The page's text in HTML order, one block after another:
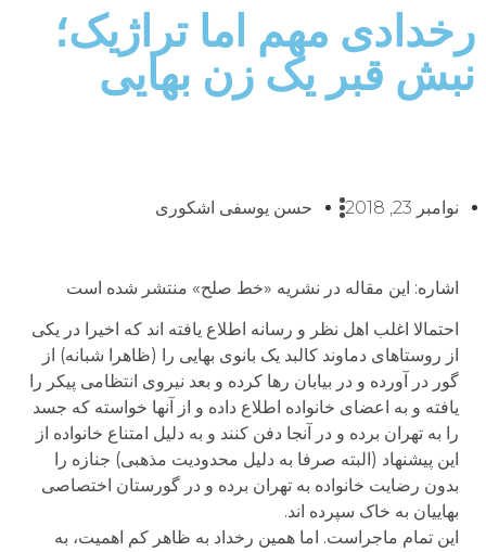
رخدادی مهم اما تراژیک؛
نبش قبر یک زن بهایی
نوامبر 23, 2018 حسن یوسفی اشکوری
اشاره: این مقاله در نشریه «خط صلح» منتشر شده است
احتمالا اغلب اهل نظر و رسانه اطلاع یافته اند که اخیرا در یکی
از روستاهای دماوند کالبد یک بانوی بهایی را (ظاهرا شبانه) از
گور در آورده و در بیابان رها کرده و بعد نیروی انتظامی پیکر را
یافته و به اعضای خانواده اطلاع داده و از آنها خواسته که جسد
را به تهران برده و در آنجا دفن کنند و به دلیل امتناع خانواده از
این پیشنهاد (البته صرفا به دلیل محدودیت مذهبی) جنازه را
بدون رضایت خانواده به تهران برده و در گورستان اختصاصی
بهاییان به خاک سپرده اند.
این تمام ماجراست. اما همین رخداد به ظاهر کم اهمیت، به